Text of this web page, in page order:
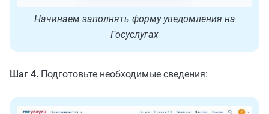
Начинаем заполнять форму уведомления на
Госуслугах
Шаг 4. Подготовьте необходимые сведения: